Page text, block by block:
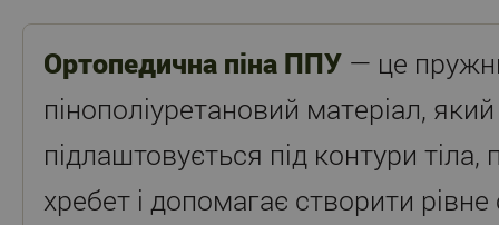
Ортопедична піна ППУ — це
пінополіуретановий матеріал, який
підлаштовується під контури тіла,
хребет і допомагає створити